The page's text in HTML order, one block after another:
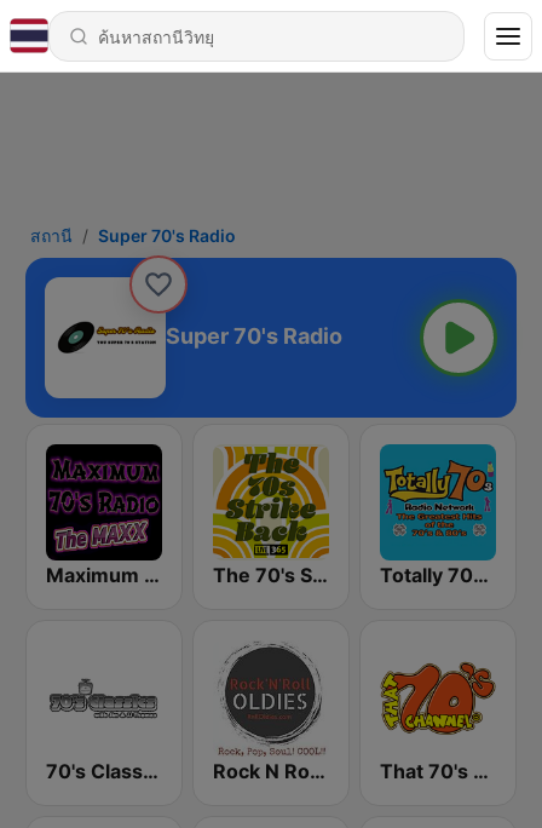
สถานี Super 70's Radio
Super 70's Radio
Maximum 70's Radio The 70's Strike Back Totally 70s Radio Network
70's Classics Rock N Roll Oldies Radio That 70's Channel